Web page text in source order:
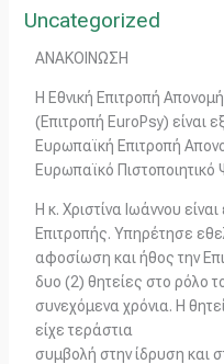
Uncategorized
ΑΝΑΚΟΙΝΩΣΗ
Η Εθνική Επιτροπή
(Επιτροπή EuroPsy) είναι
Ευρωπαϊκή Επιτροπή
Ευρωπαϊκό
Η κ. Χριστίνα Ιωάννου
Επιτροπής. Υπηρέτησε
αφοσίωση και ήθος την
δυο (2) θητείες στο ρόλο
συνεχόμενα χρόνια. Η
είχε τεράστια
συμβολή στην ίδρυση και